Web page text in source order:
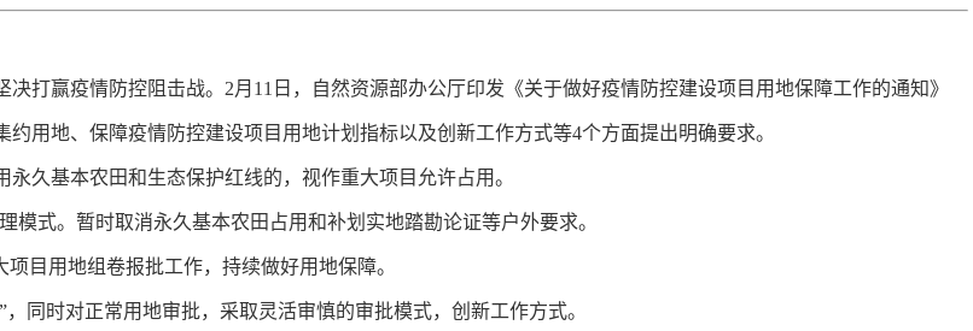
打赢疫情防控阻击战。2月11日，自然资源部办公厅印发《关于做好疫情防控建设项目用地保障工作的通知》
用地、保障疫情防控建设项目用地计划指标以及创新工作方式等4个方面提出明确要求。
久基本农田和生态保护红线的，视作重大项目允许占用。
模式。暂时取消永久基本农田占用和补划实地踏勘论证等户外要求。
目用地组卷报批工作，持续做好用地保障。
同时对正常用地审批，采取灵活审慎的审批模式，创新工作方式。